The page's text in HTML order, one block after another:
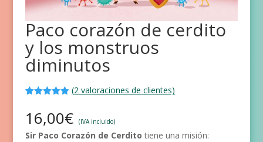
Paco corazón de cerdito
y los monstruos
diminutos
5 en base
valoracione
(2 valoraciones de clientes)
16,00€ (IVA incluido)
Sir Paco Corazón de Cerdito tiene una misión: